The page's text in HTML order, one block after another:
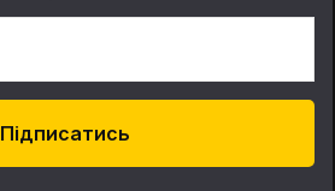
Підписатись